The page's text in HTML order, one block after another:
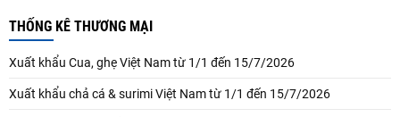
THỐNG KÊ THƯƠNG MẠI
Xuất khẩu Cua, ghẹ Việt Nam từ 1/1 đến 15/7/2026
Xuất khẩu chả cá & surimi Việt Nam từ 1/1 đến 15/7/2026